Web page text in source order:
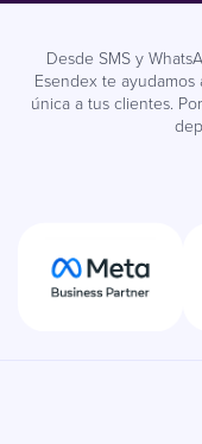
Desde SMS y
Esendex te
única a tus clientes.